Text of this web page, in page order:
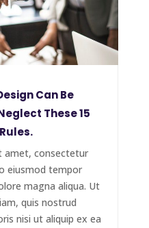
Can Be
These 15
amet, consectetur
eiusmod tempor
magna aliqua. Ut
quis nostrud
nisi ut aliquip ex ea